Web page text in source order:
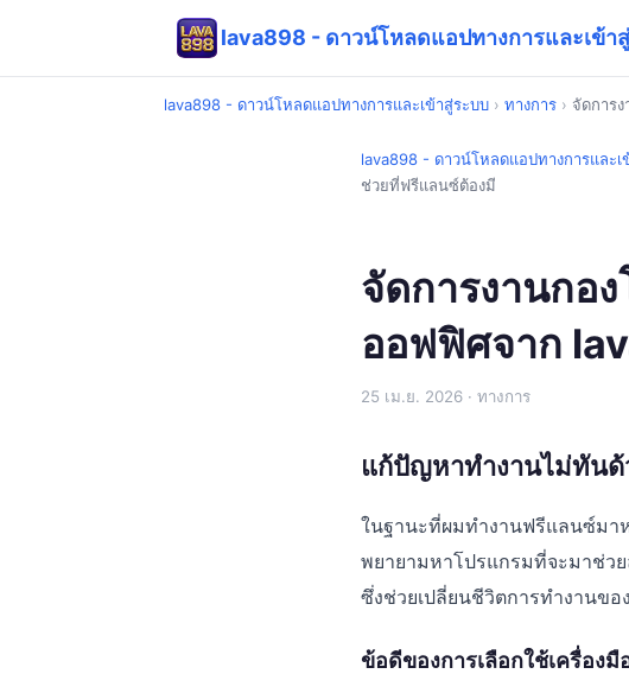
lava898 - ดาวน์โหลดแอปทางการและเข้า
lava898 - ดาวน์โหลดแอปทางการและเข้าสู่ระบบ › ทางการ › จัดการ
lava898 - ดาวน์โหลดแอปทางการและเ
ช่วยที่ฟรีแลนซ์ต้องมี
จัดการงานกอง
ออฟฟิศจาก
25 เม.ย. 2026 · ทางการ
แก้ปัญหาทำงานไม่ทัน
ในฐานะที่ผมทำงานฟรีแลนซ์มา
พยายามหาโปรแกรมที่จะมาช่ว
ซึ่งช่วยเปลี่ยนชีวิตการทำงานขอ
ข้อดีของการเลือกใช้เครื่อง